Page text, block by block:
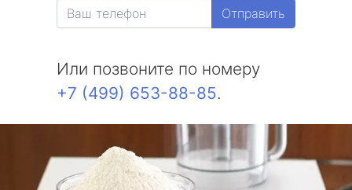
Отправить
Или позвоните по номеру
+7 (499) 653-88-85.